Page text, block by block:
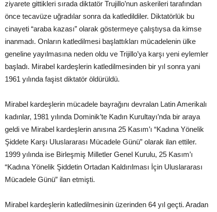
ziyarete gittikleri sırada diktatör Trujillo’nun askerileri tarafından
önce tecavüze uğradılar sonra da katledildiler. Diktatörlük bu
cinayeti “araba kazası” olarak göstermeye çalıştıysa da kimse
inanmadı. Onların katledilmesi başlattıkları mücadelenin ülke
geneline yayılmasına neden oldu ve Trijillo’ya karşı yeni eylemler
başladı. Mirabel kardeşlerin katledilmesinden bir yıl sonra yani
1961 yılında faşist diktatör öldürüldü.
Mirabel kardeşlerin mücadele bayrağını devralan Latin Amerikalı
kadınlar, 1981 yılında Dominik’te Kadın Kurultayı’nda bir araya
geldi ve Mirabel kardeşlerin anısına 25 Kasım’ı “Kadına Yönelik
Şiddete Karşı Uluslararası Mücadele Günü” olarak ilan ettiler.
1999 yılında ise Birleşmiş Milletler Genel Kurulu, 25 Kasım’ı
“Kadına Yönelik Şiddetin Ortadan Kaldırılması İçin Uluslararası
Mücadele Günü” ilan etmişti.
Mirabel kardeşlerin katledilmesinin üzerinden 64 yıl geçti. Aradan